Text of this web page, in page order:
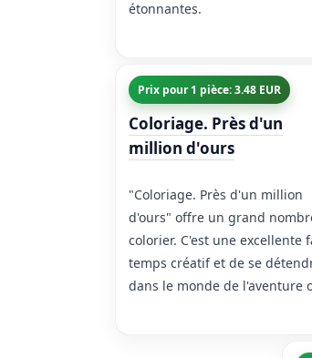
étonnantes.
Prix pour 1 pièce: 3.48 EUR
Coloriage. Près d'un
million d'ours
"Coloriage. Près d'un million
d'ours" offre un grand
colorier. C'est une excellente
temps créatif et de se
dans le monde de l'aventure